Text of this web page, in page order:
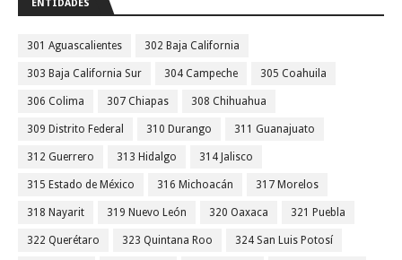
ENTIDADES
301 Aguascalientes 302 Baja California
303 Baja California Sur 304 Campeche 305 Coahuila
306 Colima 307 Chiapas 308 Chihuahua
309 Distrito Federal 310 Durango 311 Guanajuato
312 Guerrero 313 Hidalgo 314 Jalisco
315 Estado de México 316 Michoacán 317 Morelos
318 Nayarit 319 Nuevo León 320 Oaxaca 321 Puebla
322 Querétaro 323 Quintana Roo 324 San Luis Potosí